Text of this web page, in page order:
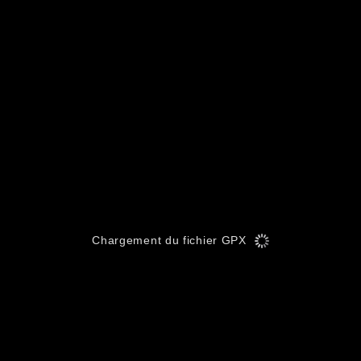
Chargement du fichier GPX